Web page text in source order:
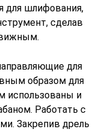
для шлифования,
сделав
для
образом для
использованы и
Работать с
Закрепив дрель